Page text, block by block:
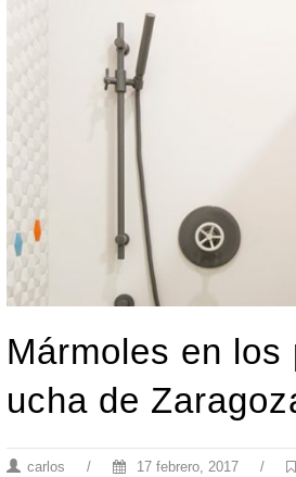
Mármoles en los
ucha de
carlos / 17 febrero, 2017 /